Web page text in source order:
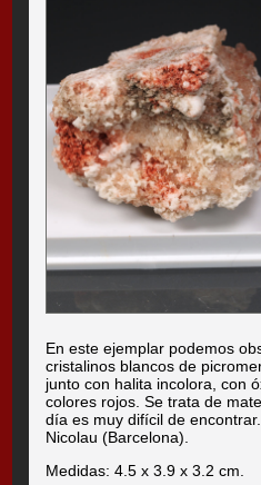
En este ejemplar podemos
cristalinos blancos de
junto con halita incolora, con
colores rojos. Se trata de
día es muy difícil de
Nicolau (Barcelona).
Medidas: 4.5 x 3.9 x 3.2 cm.